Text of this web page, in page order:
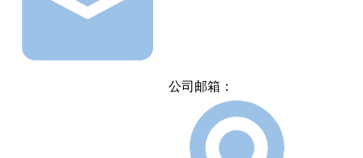
公司邮箱：